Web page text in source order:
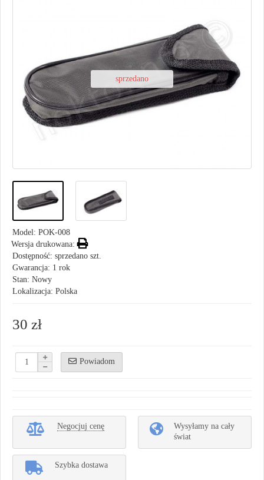
sprzedano
Model: POK-008
Wersja drukowana:
Dostępność: sprzedano szt.
Gwarancja: 1 rok
Stan: Nowy
Lokalizacja: Polska
30 zł
Powiadom
Negocjuj cenę
Wysyłamy na cały
świat
Szybka dostawa